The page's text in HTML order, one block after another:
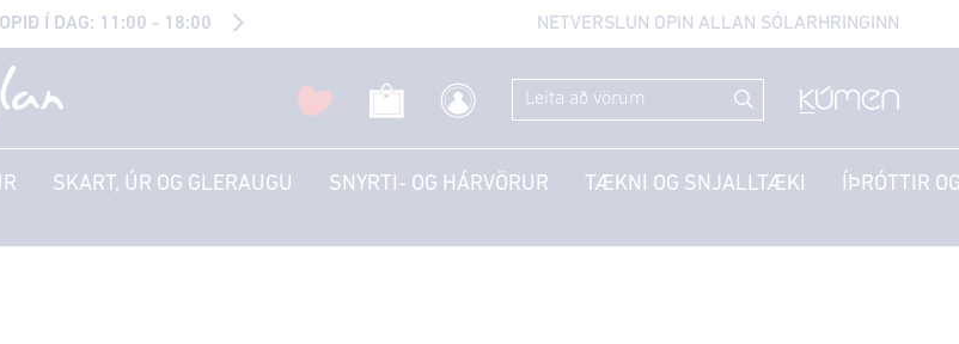
OPIÐ Í DAG: 11:00 - 18:00 NETVERSLUN OPIN ALLAN SÓLARHRINGINN
SKART, ÚR OG GLERAUGU SNYRTI- OG HÁRVÖRUR TÆKNI OG SNJALLTÆKI ÍÞRÓTTIR